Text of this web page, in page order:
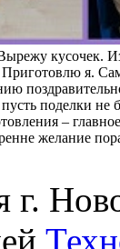
кусочек.
я.
поделки не
–
желание